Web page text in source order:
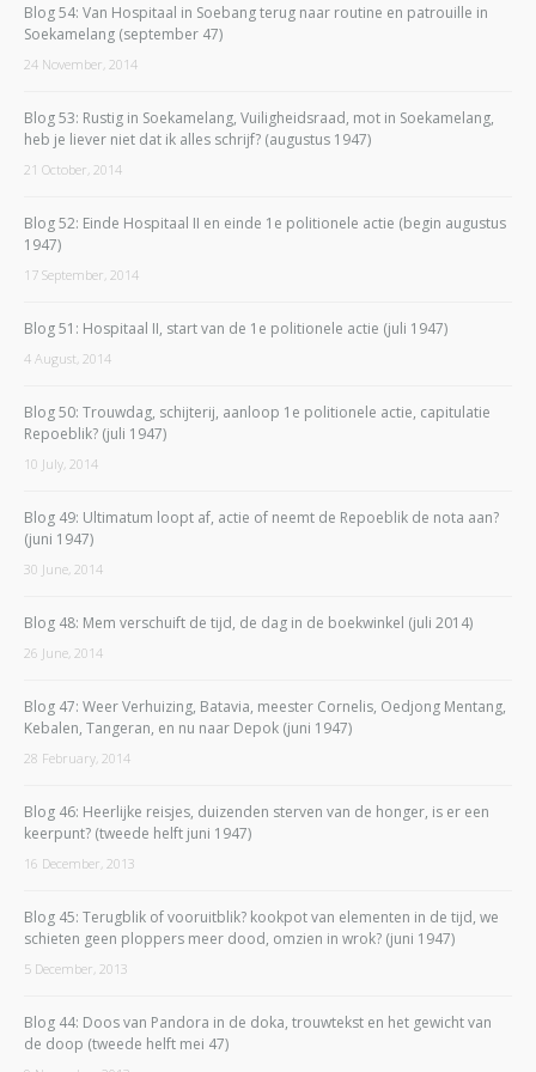
Blog 54: Van Hospitaal in Soebang terug naar routine en patrouille in
Soekamelang (september 47)
24 November, 2014
Blog 53: Rustig in Soekamelang, Vuiligheidsraad, mot in Soekamelang,
heb je liever niet dat ik alles schrijf? (augustus 1947)
21 October, 2014
Blog 52: Einde Hospitaal II en einde 1e politionele actie (begin augustus
1947)
17 September, 2014
Blog 51: Hospitaal II, start van de 1e politionele actie (juli 1947)
4 August, 2014
Blog 50: Trouwdag, schijterij, aanloop 1e politionele actie, capitulatie
Repoeblik? (juli 1947)
10 July, 2014
Blog 49: Ultimatum loopt af, actie of neemt de Repoeblik de nota aan?
(juni 1947)
30 June, 2014
Blog 48: Mem verschuift de tijd, de dag in de boekwinkel (juli 2014)
26 June, 2014
Blog 47: Weer Verhuizing, Batavia, meester Cornelis, Oedjong Mentang,
Kebalen, Tangeran, en nu naar Depok (juni 1947)
28 February, 2014
Blog 46: Heerlijke reisjes, duizenden sterven van de honger, is er een
keerpunt? (tweede helft juni 1947)
16 December, 2013
Blog 45: Terugblik of vooruitblik? kookpot van elementen in de tijd, we
schieten geen ploppers meer dood, omzien in wrok? (juni 1947)
5 December, 2013
Blog 44: Doos van Pandora in de doka, trouwtekst en het gewicht van
de doop (tweede helft mei 47)